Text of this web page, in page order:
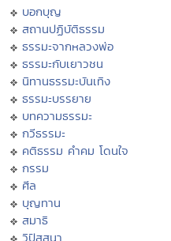
บอกบุญ
สถานปฏิบัติธรรม
ธรรมะจากหลวงพ่อ
ธรรมะกับเยาวชน
นิทานธรรมะบันเทิง
ธรรมะบรรยาย
บทความธรรมะ
กวีธรรมะ
คติธรรม คำคม โดนใจ
กรรม
ศีล
บุญทาน
สมาธิ
วิปัสสนา